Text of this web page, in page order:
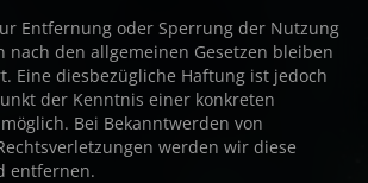
Entfernung oder Sperrung der Nutzung
nach den allgemeinen Gesetzen bleiben
Eine diesbezügliche Haftung ist jedoch
der Kenntnis einer konkreten
Bei Bekanntwerden von
werden wir diese
entfernen.